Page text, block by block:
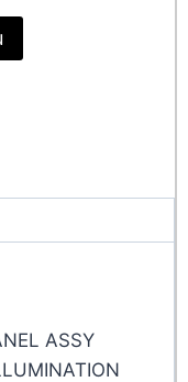
rsd.
ASSY